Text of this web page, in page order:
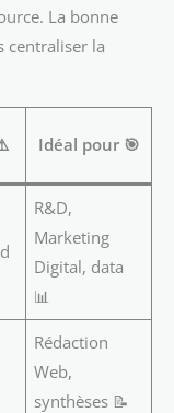
La bonne
centraliser la
Idéal pour 🎯
R&D,
Marketing
Digital, data
📊
Rédaction
Web,
synthèses 📝